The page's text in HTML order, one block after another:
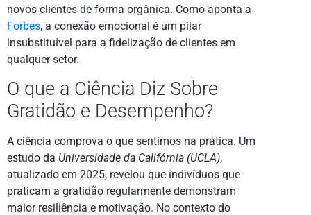
novos clientes de forma orgânica. Como aponta a
Forbes, a conexão emocional é um pilar
insubstituível para a fidelização de clientes em
qualquer setor.
O que a Ciência Diz Sobre
Gratidão e Desempenho?
A ciência comprova o que sentimos na prática. Um
estudo da Universidade da Califórnia (UCLA),
atualizado em 2025, revelou que indivíduos que
praticam a gratidão regularmente demonstram
maior resiliência e motivação. No contexto do